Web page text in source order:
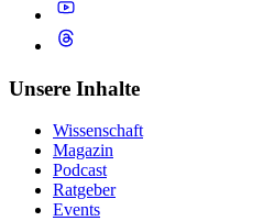
Unsere Inhalte
Wissenschaft
Magazin
Podcast
Ratgeber
Events